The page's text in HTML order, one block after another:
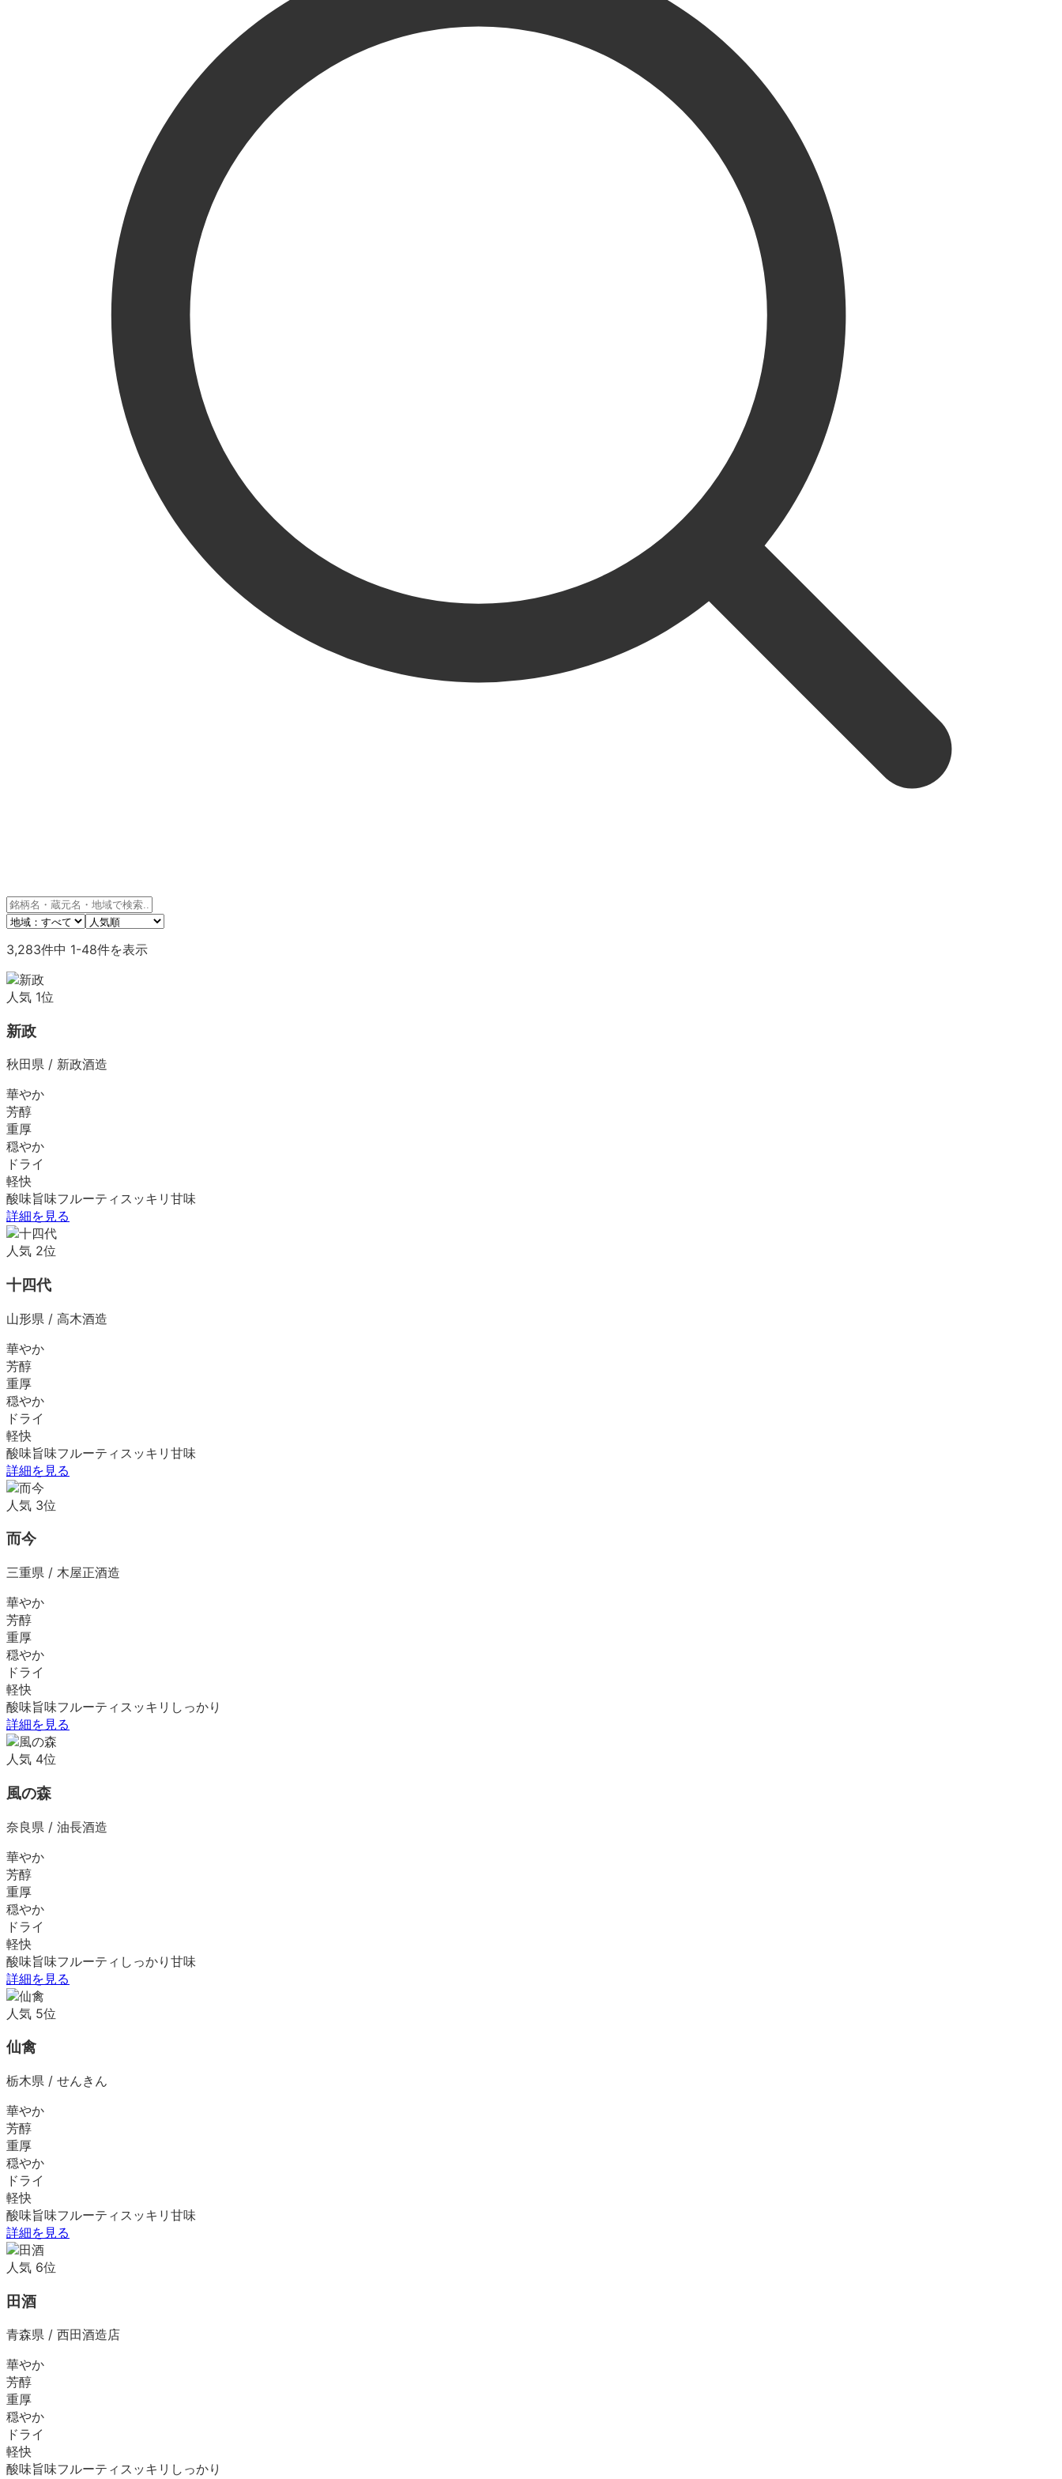
3,283件中 1-48件を表示
人気 1位
新政
秋田県 / 新政酒造
華やか
芳醇
重厚
穏やか
ドライ
軽快
酸味旨味フルーティ スッキリ 甘味
詳細を見る
人気 2位
十四代
山形県 / 高木酒造
華やか
芳醇
重厚
穏やか
ドライ
軽快
酸味旨味フルーティ スッキリ 甘味
詳細を見る
人気 3位
而今
三重県 / 木屋正酒造
華やか
芳醇
重厚
穏やか
ドライ
軽快
酸味旨味フルーティ スッキリ しっかり
詳細を見る
人気 4位
風の森
奈良県 / 油長酒造
華やか
芳醇
重厚
穏やか
ドライ
軽快
酸味旨味フルーティ しっかり 甘味
詳細を見る
人気 5位
仙禽
栃木県 / せんきん
華やか
芳醇
重厚
穏やか
ドライ
軽快
酸味旨味フルーティ スッキリ 甘味
詳細を見る
人気 6位
田酒
青森県 / 西田酒造店
華やか
芳醇
重厚
穏やか
ドライ
軽快
酸味旨味フルーティ スッキリ しっかり